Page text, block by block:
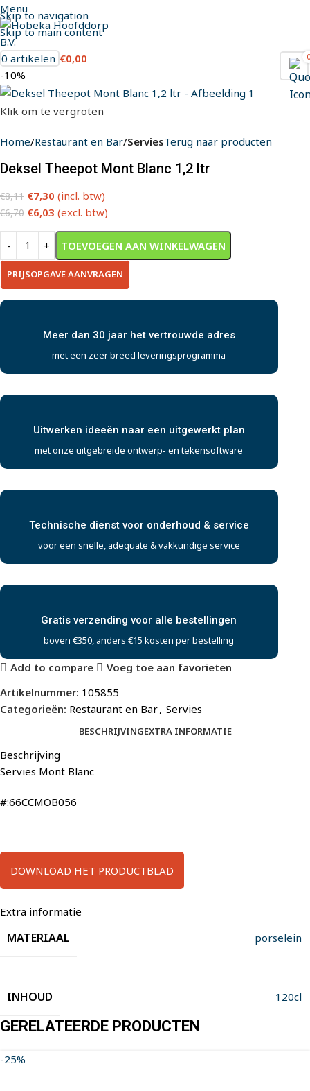
Skip to navigation
Skip to main content
Menu
0
0 artikelen €0,00
-10%
Klik om te vergroten
Home Restaurant en Bar ServiesTerug naar producten
Deksel Theepot Mont Blanc 1,2 ltr
€8,11 €7,30 (incl. btw)
€6,70 €6,03 (excl. btw)
TOEVOEGEN AAN WINKELWAGEN
PRIJSOPGAVE AANVRAGEN
Meer dan 30 jaar het vertrouwde adres
met een zeer breed leveringsprogramma
Uitwerken ideeën naar een uitgewerkt plan
met onze uitgebreide ontwerp- en tekensoftware
Technische dienst voor onderhoud & service
voor een snelle, adequate & vakkundige service
Gratis verzending voor alle bestellingen
boven €350, anders €15 kosten per bestelling
Add to compare
Voeg toe aan favorieten
Artikelnummer: 105855
Categorieën: Restaurant en Bar, Servies
BESCHRIJVINGEXTRA INFORMATIE
Beschrijving
Servies Mont Blanc
#:66CCMOB056
DOWNLOAD HET PRODUCTBLAD
Extra informatie
MATERIAAL porselein
INHOUD 120cl
GERELATEERDE PRODUCTEN
-25%